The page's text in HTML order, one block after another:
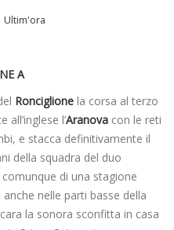
Ultim'ora
A
Ronciglione la corsa al terzo
l’Aranova con le reti
e stacca definitivamente il
della squadra del duo
di una stagione
nelle parti basse della
la sonora sconfitta in casa